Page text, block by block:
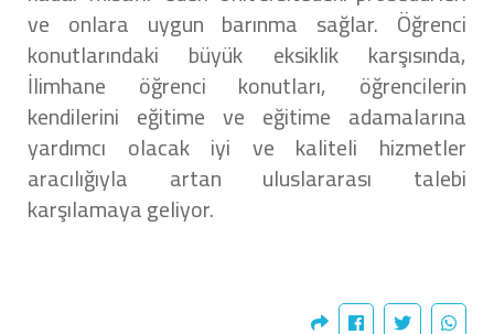
ve onlara uygun barınma sağlar. Öğrenci
konutlarındaki büyük eksiklik karşısında,
İlimhane öğrenci konutları, öğrencilerin
kendilerini eğitime ve eğitime adamalarına
yardımcı olacak iyi ve kaliteli hizmetler
aracılığıyla artan uluslararası talebi
karşılamaya geliyor.